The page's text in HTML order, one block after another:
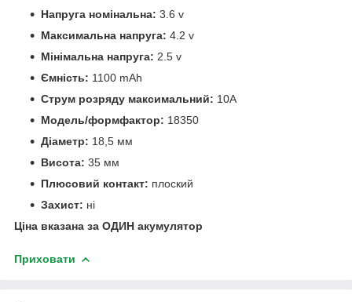
Напруга номінальна: 3.6 v
Максимальна напруга: 4.2 v
Мінімальна напруга: 2.5 v
Ємність: 1100 mAh
Струм розряду максимальний: 10A
Модель/формфактор: 18350
Діаметр: 18,5 мм
Висота: 35 мм
Плюсовий контакт: плоский
Захист: ні
Ціна вказана за ОДИН акумулятор
Приховати